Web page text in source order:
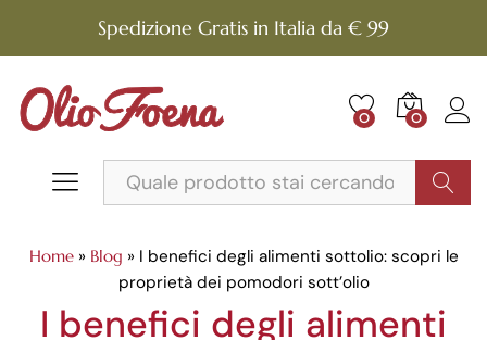
Spedizione Gratis in Italia da € 99
0 0
Home» Blog » I benefici degli alimenti sottolio: scopri le
proprietà dei pomodori sott’olio
I benefici degli alimenti